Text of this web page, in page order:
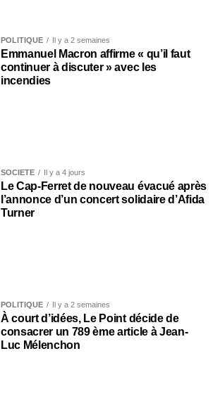
POLITIQUE Il y a 2 semaines
Emmanuel Macron affirme « qu’il faut
continuer à discuter » avec les
incendies
SOCIÉTÉ Il y a 4 jours
Le Cap-Ferret de nouveau évacué après
l’annonce d’un concert solidaire d’Afida
Turner
POLITIQUE Il y a 2 semaines
À court d’idées, Le Point décide de
consacrer un 789 ème article à Jean-
Luc Mélenchon